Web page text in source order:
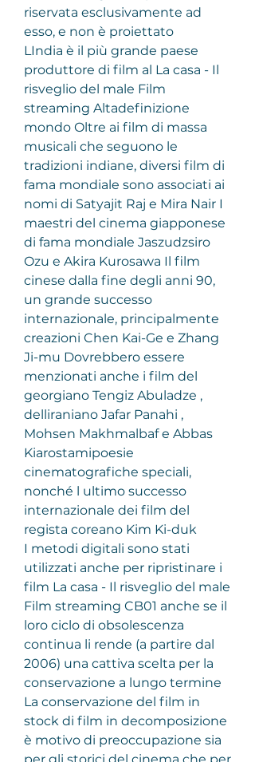
riservata esclusivamente ad
esso, e non è proiettato
LIndia è il più grande paese
produttore di film al La casa - Il
risveglio del male Film
streaming Altadefinizione
mondo Oltre ai film di massa
musicali che seguono le
tradizioni indiane, diversi film di
fama mondiale sono associati ai
nomi di Satyajit Raj e Mira Nair I
maestri del cinema giapponese
di fama mondiale Jaszudzsiro
Ozu e Akira Kurosawa Il film
cinese dalla fine degli anni 90,
un grande successo
internazionale, principalmente
creazioni Chen Kai-Ge e Zhang
Ji-mu Dovrebbero essere
menzionati anche i film del
georgiano Tengiz Abuladze ,
delliraniano Jafar Panahi ,
Mohsen Makhmalbaf e Abbas
Kiarostamipoesie
cinematografiche speciali,
nonché l ultimo successo
internazionale dei film del
regista coreano Kim Ki-duk
I metodi digitali sono stati
utilizzati anche per ripristinare i
film La casa - Il risveglio del male
Film streaming CB01 anche se il
loro ciclo di obsolescenza
continua li rende (a partire dal
2006) una cattiva scelta per la
conservazione a lungo termine
La conservazione del film in
stock di film in decomposizione
è motivo di preoccupazione sia